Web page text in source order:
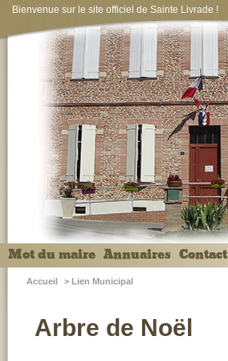
Bienvenue sur le site officiel de Sainte Livrade !
Mot du maire Annuaires Contact
Accueil > Lien Municipal
Arbre de Noël